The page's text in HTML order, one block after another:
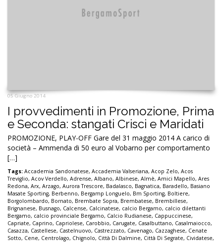
05 Giugno 2014
I provvedimenti in Promozione, Prima
e Seconda: stangati Crisci e Maridati
PROMOZIONE, PLAY-OFF Gare del 31 maggio 2014 A carico di
società – Ammenda di 50 euro al Vobarno per comportamento
[…]
Tags: Accademia Sandonatese, Accademia Valseriana, Acop Zelo, Acos
Treviglio, Acov Verdello, Adrense, Albano, Albinese, Almè, Amici Mapello, Ares
Redona, Arx, Arzago, Aurora Trescore, Badalasco, Bagnatica, Baradello, Basiano
Masate Sporting, Berbenno, Bergamp Longuelo, Bm Sporting, Boltiere,
Borgolombardo, Bornato, Brembate Sopra, Brembatese, Brembillese,
Brignanese, Busnago, Calcense, Calcinatese, calcio Bergamo, calcio dilettanti
Bergamo, calcio provinciale Bergamo, Calcio Rudianese, Cappuccinese,
Capriate, Caprino, Capriolese, Carobbio, Carugate, Casalbuttano, Casalmaiocco,
Casazza, Castellese, Castelnuovo, Castrezzato, Cavenago, Cazzaghese, Cenate
Sotto, Cene, Centrolago, Chignolo, Città Di Dalmine, Città Di Segrate, Cividatese,